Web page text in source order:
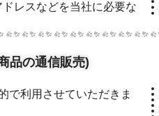
レスなどを当社に必要な
品の通信販売)